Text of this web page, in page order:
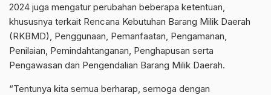
2024 juga mengatur perubahan beberapa ketentuan,
khususnya terkait Rencana Kebutuhan Barang Milik Daerah
(RKBMD), Penggunaan, Pemanfaatan, Pengamanan,
Penilaian, Pemindahtanganan, Penghapusan serta
Pengawasan dan Pengendalian Barang Milik Daerah.
“Tentunya kita semua berharap, semoga dengan